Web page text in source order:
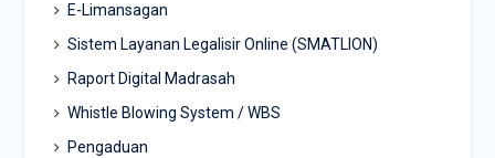
E-Limansagan
Sistem Layanan Legalisir Online (SMATLION)
Raport Digital Madrasah
Whistle Blowing System / WBS
Pengaduan